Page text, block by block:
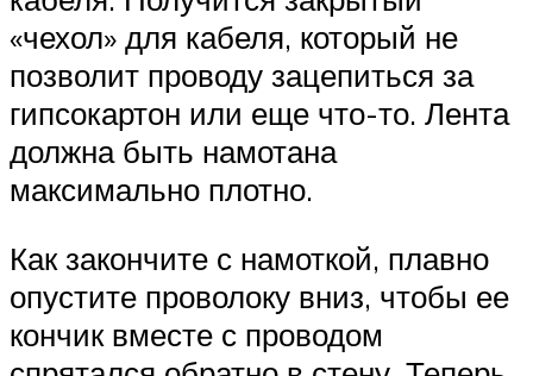
«чехол» для кабеля, который не
позволит проводу зацепиться за
гипсокартон или еще что-то. Лента
должна быть намотана
максимально плотно.
Как закончите с намоткой, плавно
опустите проволоку вниз, чтобы ее
кончик вместе с проводом